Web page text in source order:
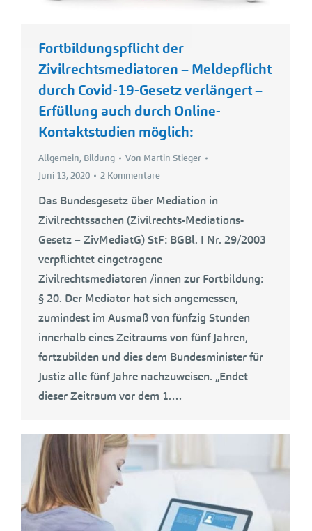
Fortbildungspflicht der
Zivilrechtsmediatoren – Meldepflicht
durch Covid-19-Gesetz verlängert –
Erfüllung auch durch Online-
Kontaktstudien möglich:
Allgemein, Bildung Von Martin Stieger
Juni 13, 2020
2 Kommentare
Das Bundesgesetz über Mediation in
Zivilrechtssachen (Zivilrechts-Mediations-
Gesetz – ZivMediatG) StF: BGBl. I Nr. 29/2003
verpflichtet eingetragene
Zivilrechtsmediatoren /innen zur Fortbildung:
§ 20. Der Mediator hat sich angemessen,
zumindest im Ausmaß von fünfzig Stunden
innerhalb eines Zeitraums von fünf Jahren,
fortzubilden und dies dem Bundesminister für
Justiz alle fünf Jahre nachzuweisen. „Endet
dieser Zeitraum vor dem 1.…